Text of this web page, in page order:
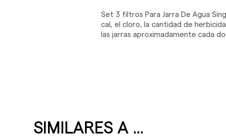
Set 3 filtros Para Jarra De Agua
cal, el cloro, la cantidad de
las jarras aproximadamente cada
SIMILARES A ...